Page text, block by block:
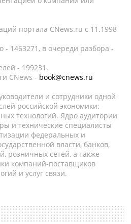
портала CNews.ru c 11.1998
1463271, в очереди разбора -
- 199231.
CNews - book@cnews.ru
и сотрудники одной
российской экономики:
технологий. Ядро аудитории
и технические специалисты
федеральных и
власти, банков,
розничных сетей, а также
компаний-поставщиков
и услуг связи.